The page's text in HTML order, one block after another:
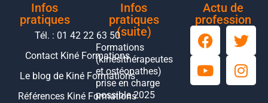
Infos
pratiques
Tél. : 01 42 22 63 50
Contact Kiné Formations
Le blog de Kiné Formations
Références Kiné Formations
Infos
pratiques
(suite)
Formations
(kinésithérapeutes
et ostéopathes)
prise en charge
possible 2025
Actu de
profession